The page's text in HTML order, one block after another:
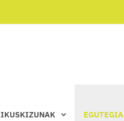
IKUSKIZUNAK EGUTEGIA